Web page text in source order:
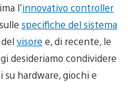
l’innovativo controller
specifiche del sistema
visore e, di recente, le
desideriamo condividere
hardware, giochi e